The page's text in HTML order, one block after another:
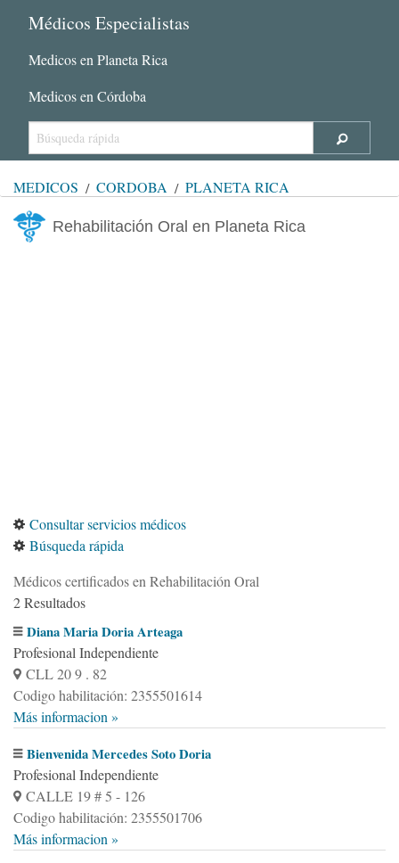
Médicos Especialistas
Medicos en Planeta Rica
Medicos en Córdoba
MÉDICOS CÓRDOBA PLANETA RICA
Rehabilitación Oral en Planeta Rica
Consultar servicios médicos
Búsqueda rápida
Médicos certificados en Rehabilitación Oral
2 Resultados
Diana Maria Doria Arteaga
Profesional Independiente
CLL 20 9 . 82
Codigo habilitación: 2355501614
Más informacion »
Bienvenida Mercedes Soto Doria
Profesional Independiente
CALLE 19 # 5 - 126
Codigo habilitación: 2355501706
Más informacion »